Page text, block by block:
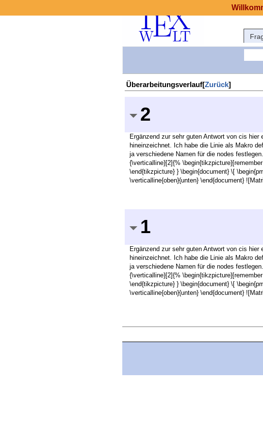
Überarbeitungsverlauf[Zurück]
2
Ergänzend zur sehr guten Antwort von cis
hineinzeichnet. Ich habe die Linie als Makro
ja verschiedene Namen für die nodes
{\verticalline}[2]{%
\end{tikzpicture} } \begin{document} \[
\verticalline{oben}{unten} \end{document}
1
Ergänzend zur sehr guten Antwort von cis
hineinzeichnet. Ich habe die Linie als Makro
ja verschiedene Namen für die nodes
{\verticalline}[2]{%
\end{tikzpicture} } \begin{document} \[
\verticalline{oben}{unten} \end{document}